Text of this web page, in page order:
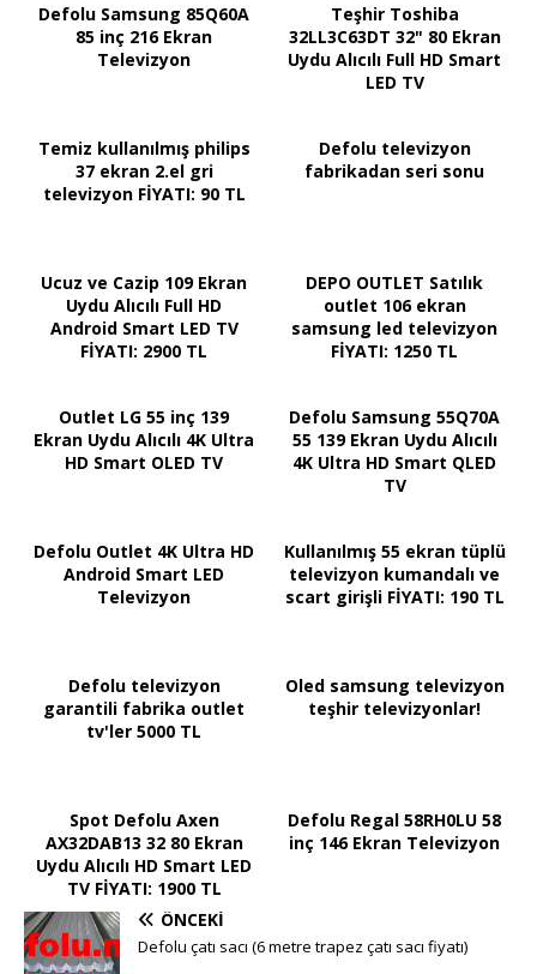
Defolu Samsung 85Q60A
85 inç 216 Ekran
Televizyon
Teşhir Toshiba
32LL3C63DT 32" 80 Ekran
Uydu Alıcılı Full HD Smart
LED TV
Temiz kullanılmış philips
37 ekran 2.el gri
televizyon FİYATI: 90 TL
Defolu televizyon
fabrikadan seri sonu
Ucuz ve Cazip 109 Ekran
Uydu Alıcılı Full HD
Android Smart LED TV
FİYATI: 2900 TL
DEPO OUTLET Satılık
outlet 106 ekran
samsung led televizyon
FİYATI: 1250 TL
Outlet LG 55 inç 139
Ekran Uydu Alıcılı 4K Ultra
HD Smart OLED TV
Defolu Samsung 55Q70A
55 139 Ekran Uydu Alıcılı
4K Ultra HD Smart QLED
TV
Defolu Outlet 4K Ultra HD
Android Smart LED
Televizyon
Kullanılmış 55 ekran tüplü
televizyon kumandalı ve
scart girişli FİYATI: 190 TL
Defolu televizyon
garantili fabrika outlet
tv'ler 5000 TL
Oled samsung televizyon
teşhir televizyonlar!
Spot Defolu Axen
AX32DAB13 32 80 Ekran
Uydu Alıcılı HD Smart LED
TV FİYATI: 1900 TL
Defolu Regal 58RH0LU 58
inç 146 Ekran Televizyon
ÖNCEKI
Defolu çatı sacı (6 metre trapez çatı sacı fiyatı)